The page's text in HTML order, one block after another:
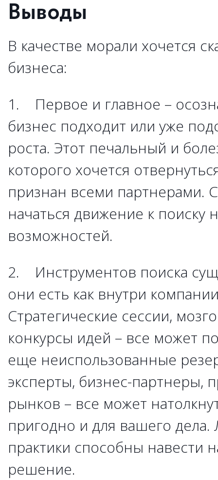
Выводы
В качестве морали хочется
бизнеса:
1. Первое и главное –
бизнес подходит или уже
роста. Этот печальный и
которого хочется
признан всеми партнерами.
начаться движение к поиску
возможностей.
2. Инструментов поиска
они есть как внутри
Стратегические сессии,
конкурсы идей – все может
еще неиспользованные
эксперты, бизнес-партнеры,
рынков – все может
пригодно и для вашего
практики способны навести
решение.